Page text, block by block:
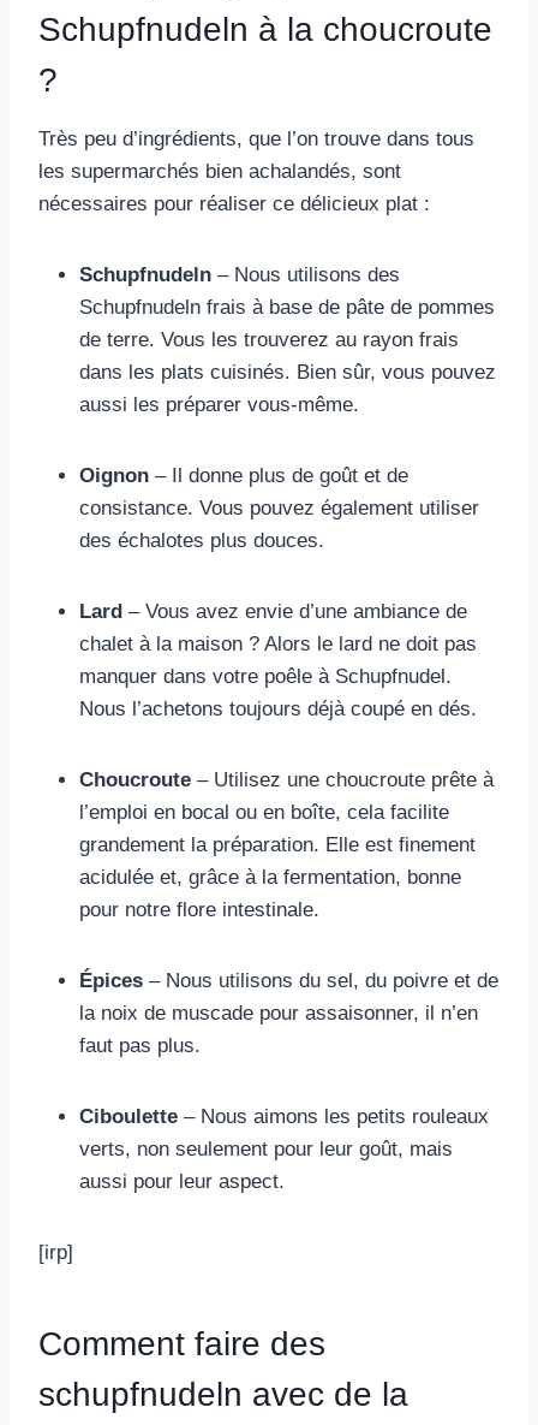
Schupfnudeln à la choucroute
?
Très peu d’ingrédients, que l’on trouve dans tous
les supermarchés bien achalandés, sont
nécessaires pour réaliser ce délicieux plat :
Schupfnudeln – Nous utilisons des
Schupfnudeln frais à base de pâte de pommes
de terre. Vous les trouverez au rayon frais
dans les plats cuisinés. Bien sûr, vous pouvez
aussi les préparer vous-même.
Oignon – Il donne plus de goût et de
consistance. Vous pouvez également utiliser
des échalotes plus douces.
Lard – Vous avez envie d’une ambiance de
chalet à la maison ? Alors le lard ne doit pas
manquer dans votre poêle à Schupfnudel.
Nous l’achetons toujours déjà coupé en dés.
Choucroute – Utilisez une choucroute prête à
l’emploi en bocal ou en boîte, cela facilite
grandement la préparation. Elle est finement
acidulée et, grâce à la fermentation, bonne
pour notre flore intestinale.
Épices – Nous utilisons du sel, du poivre et de
la noix de muscade pour assaisonner, il n’en
faut pas plus.
Ciboulette – Nous aimons les petits rouleaux
verts, non seulement pour leur goût, mais
aussi pour leur aspect.
[irp]
Comment faire des
schupfnudeln avec de la